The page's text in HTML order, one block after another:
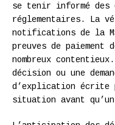
se tenir informé
réglementaires. La
notifications de la
preuves de
nombreux
décision ou une
d’explication
situation avant